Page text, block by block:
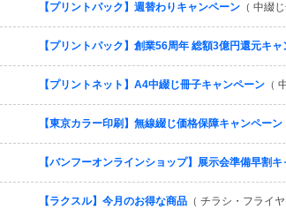
【プリントパック】週替わりキャンペーン （ 中綴
【プリントパック】創業56周年 総額3億円還元キャ
【プリントネット】A4中綴じ冊子キャンペーン （
【東京カラー印刷】無線綴じ価格保障キャンペーン
【バンフーオンラインショップ】展示会準備早割
【ラクスル】今月のお得な商品 （ チラシ・フライ